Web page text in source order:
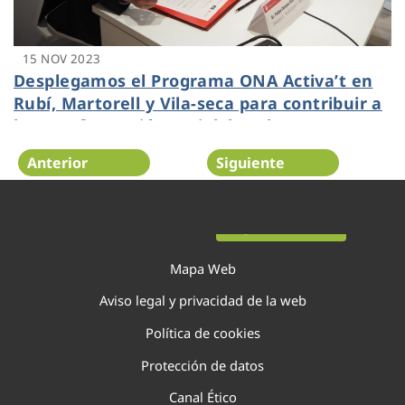
15 NOV 2023
Desplegamos el Programa ONA Activa’t en
Rubí, Martorell y Vila-seca para contribuir a
la transformación sociolaboral
Anterior Siguiente
Mapa Web
Aviso legal y privacidad de la web
Política de cookies
Protección de datos
Canal Ético